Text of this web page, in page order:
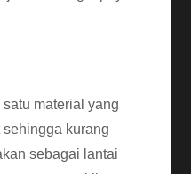
material yang
kurang
sebagai lantai